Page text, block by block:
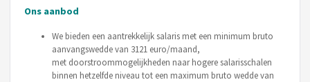
Ons aanbod
We bieden een aantrekkelijk salaris met een minimum bruto
aanvangswedde van 3121 euro/maand,
met doorstroommogelijkheden naar hogere salarisschalen
binnen hetzelfde niveau tot een maximum bruto wedde van